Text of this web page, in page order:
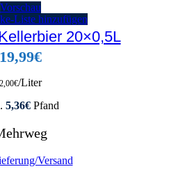
Vorschau
Liste hinzufügen
20×0,5L
19,99€
2,00€/Liter
5,36€Pfand
Versand